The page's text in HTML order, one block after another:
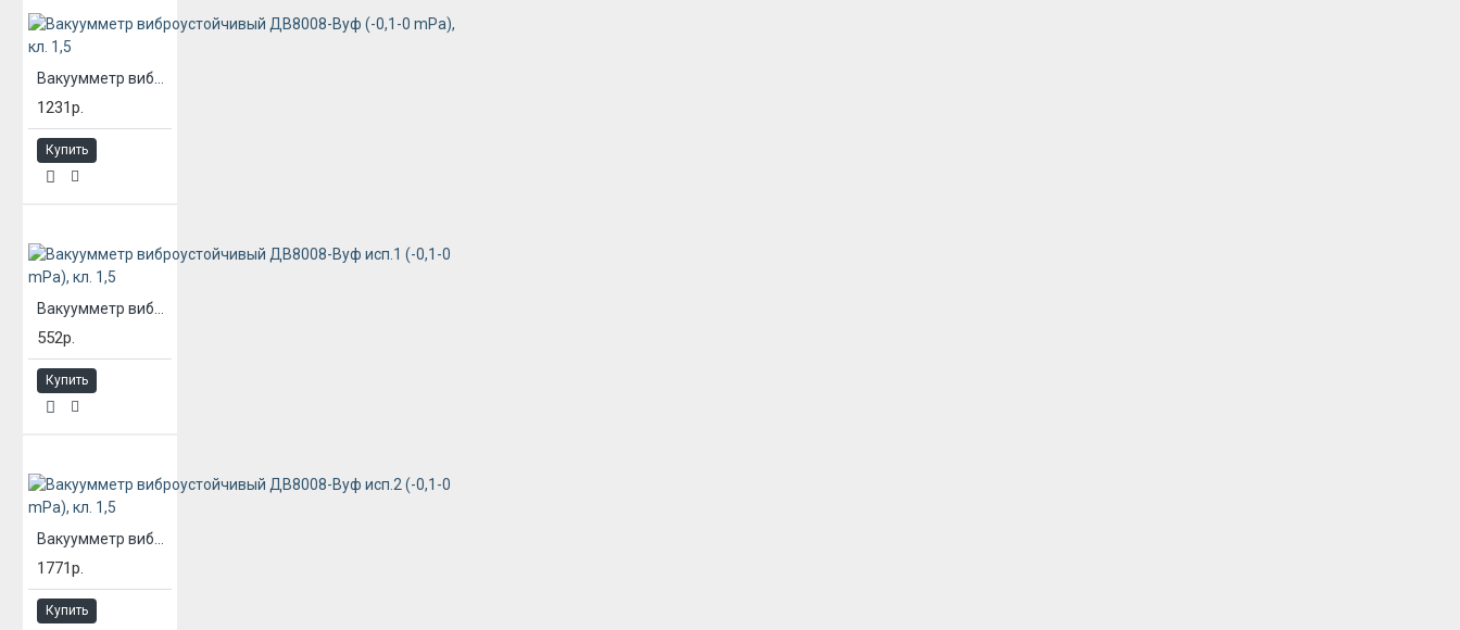
1231р.
Купить
552р.
Купить
1771р.
Купить